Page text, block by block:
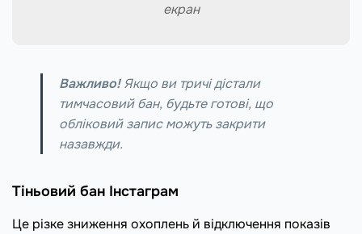
екран
Важливо!Якщо ви тричі дістали
тимчасовий бан, будьте готові, що
обліковий запис можуть закрити
назавжди.
Тіньовий бан Інстаграм
Це різке зниження охоплень й відключення показів